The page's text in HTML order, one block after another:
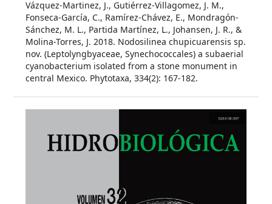
Vázquez-Martinez, J., Gutiérrez-Villagomez, J. M.,
Fonseca-García, C., Ramírez-Chávez, E., Mondragón-
Sánchez, M. L., Partida Martínez, L., Johansen, J. R., &
Molina-Torres, J. 2018. Nodosilinea chupicuarensis sp.
nov. (Leptolyngbyaceae, Synechococcales) a subaerial
cyanobacterium isolated from a stone monument in
central Mexico. Phytotaxa, 334(2): 167-182.